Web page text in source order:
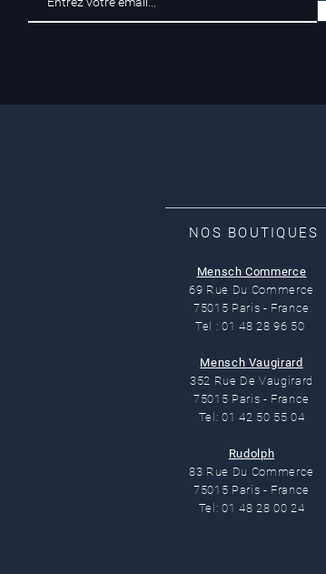
NOS BOUTIQUES
Mensch Commerce
69 Rue Du Commerce
75015 Paris - France
Tel : 01 48 28 96 50
Mensch Vaugirard
352 Rue De Vaugirard
75015 Paris - France
Tel: 01 42 50 55 04
Rudolph
83 Rue Du Commerce
75015 Paris - France
Tel: 01 48 28 00 24